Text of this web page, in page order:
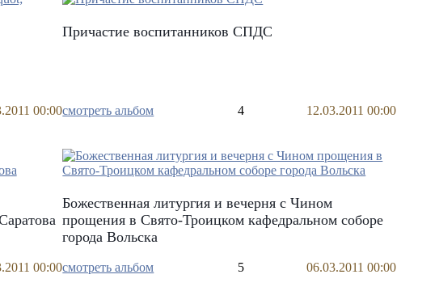
00:00
Причастие воспитанников СПДС
смотреть альбом 4 12.03.2011 00:00
00:00
Божественная литургия и вечерня с Чином
прощения в Свято-Троицком кафедральном соборе
города Вольска
смотреть альбом 5 06.03.2011 00:00